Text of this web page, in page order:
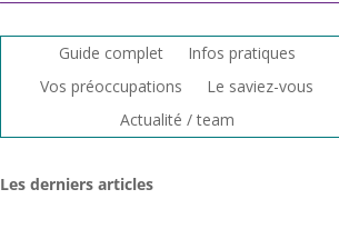
Guide complet
Infos pratiques
Vos préoccupations
Le saviez-vous
Actualité / team
Les derniers articles